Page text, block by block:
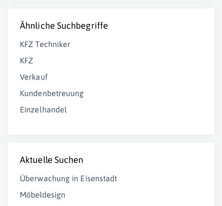
Ähnliche Suchbegriffe
KFZ Techniker
KFZ
Verkauf
Kundenbetreuung
Einzelhandel
Aktuelle Suchen
Überwachung in Eisenstadt
Möbeldesign